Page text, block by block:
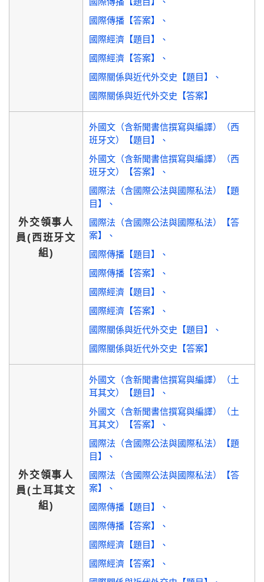
國際傳播【答案】
國際經濟【題目】
國際經濟【答案】
國際關係與近代外交史【題目】
國際關係與近代外交史【答案】
外交領事人
員(西班牙文
組)
外國文（含新聞書信撰寫與編譯）（西
班牙文）【題目】
外國文（含新聞書信撰寫與編譯）（西
班牙文）【答案】
國際法（含國際公法與國際私法）【題
目】
國際法（含國際公法與國際私法）【答
案】
國際傳播【題目】
國際傳播【答案】
國際經濟【題目】
國際經濟【答案】
國際關係與近代外交史【題目】
國際關係與近代外交史【答案】
外交領事人
員(土耳其文
組)
外國文（含新聞書信撰寫與編譯）（土
耳其文）【題目】
外國文（含新聞書信撰寫與編譯）（土
耳其文）【答案】
國際法（含國際公法與國際私法）【題
目】
國際法（含國際公法與國際私法）【答
案】
國際傳播【題目】
國際傳播【答案】
國際經濟【題目】
國際經濟【答案】